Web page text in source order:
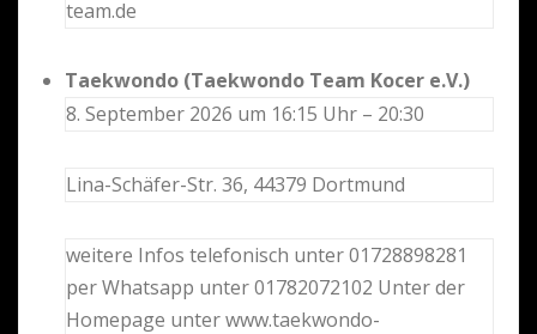
team.de
Taekwondo (Taekwondo Team Kocer e.V.)
8. September 2026 um 16:15 Uhr – 20:30
Lina-Schäfer-Str. 36, 44379 Dortmund
weitere Infos telefonisch unter 01728898281
per Whatsapp unter 01782072102 Unter der
Homepage unter www.taekwondo-